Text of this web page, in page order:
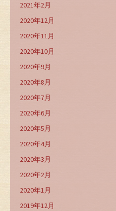
2021年2月
2020年12月
2020年11月
2020年10月
2020年9月
2020年8月
2020年7月
2020年6月
2020年5月
2020年4月
2020年3月
2020年2月
2020年1月
2019年12月